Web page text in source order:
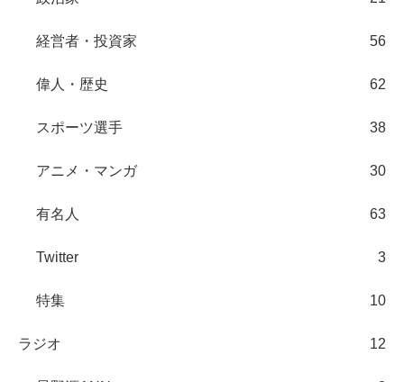
経営者・投資家 56
偉人・歴史 62
スポーツ選手 38
アニメ・マンガ 30
有名人 63
Twitter 3
特集 10
ラジオ 12